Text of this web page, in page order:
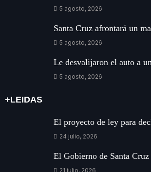
5 agosto, 2026
Santa Cruz afrontará un
5 agosto, 2026
Le desvalijaron el auto a
5 agosto, 2026
+LEIDAS
El proyecto de ley para
24 julio, 2026
El Gobierno de Santa
21 julio, 2026